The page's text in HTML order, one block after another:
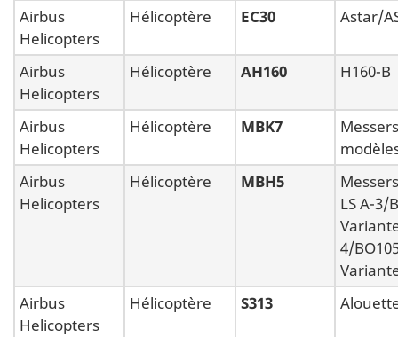
Airbus
Helicopters
Hélicoptère EC30 Astar/
Airbus
Helicopters
Hélicoptère AH160 H160-B
Airbus
Helicopters
Hélicoptère MBK7
Airbus
Helicopters
Hélicoptère MBH5
LS A-3/
4/
Airbus
Helicopters
Hélicoptère S313